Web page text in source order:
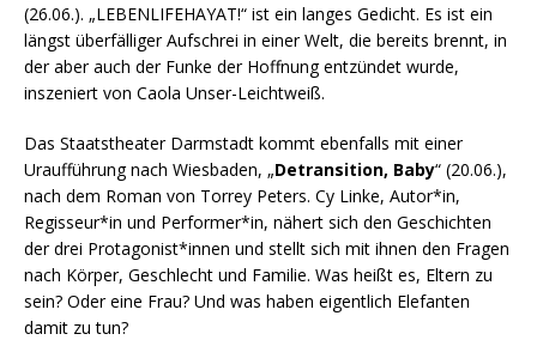
(26.06.). „LEBENLIFEHAYAT!“ ist ein langes Gedicht. Es ist ein
längst überfälliger Aufschrei in einer Welt, die bereits brennt, in
der aber auch der Funke der Hoffnung entzündet wurde,
inszeniert von Caola Unser-Leichtweiß.
Das Staatstheater Darmstadt kommt ebenfalls mit einer
Uraufführung nach Wiesbaden, „Detransition, Baby“ (20.06.),
nach dem Roman von Torrey Peters. Cy Linke, Autor*in,
Regisseur*in und Performer*in, nähert sich den Geschichten
der drei Protagonist*innen und stellt sich mit ihnen den Fragen
nach Körper, Geschlecht und Familie. Was heißt es, Eltern zu
sein? Oder eine Frau? Und was haben eigentlich Elefanten
damit zu tun?